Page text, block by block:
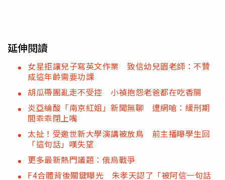
延伸閱讀
女星拒讓兒子寫英文作業 致信幼兒園老師：不贊
成這年齡需要功課
胡瓜帶團亂走不受控 小禎抱怨老爸都在吃香腸
炎亞綸酸「南京紅姐」新聞無聊 遭網嗆：緩刑期
間乖乖閉上嘴
太扯！受邀世新大學演講被放鳥 前主播曝學生回
「這句話」嘆失望
更多最新熱門議題：俄烏戰爭
F4合體背後關鍵曝光 朱孝天認了「被阿信一句話